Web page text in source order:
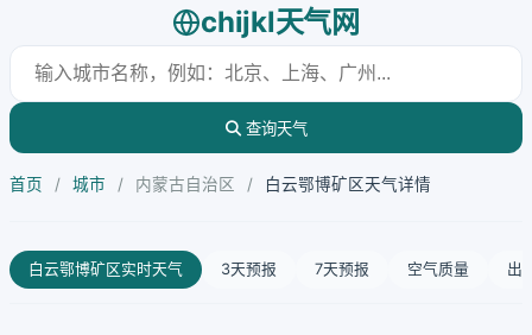
chijkl天气网
查询天气
首页 / 城市 / 内蒙古自治区 / 白云鄂博矿区天气详情
白云鄂博矿区实时天气 3天预报 7天预报 空气质量 出